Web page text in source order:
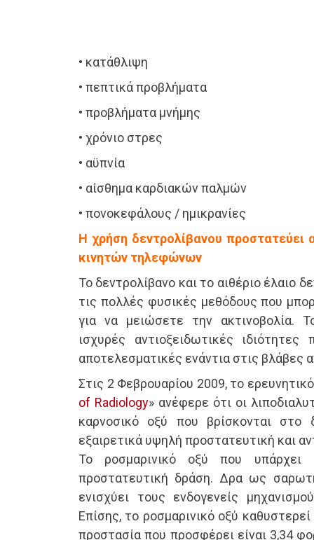
• κατάθλιψη
• πεπτικά προβλήματα
• προβλήματα μνήμης
• χρόνιο στρες
• αϋπνία
• αίσθημα καρδιακών παλμών
• πονοκεφάλους / ημικρανίες
Η χρήση δεντρολίβανου προστατεύει
κινητών τηλεφώνων
Το δεντρολίβανο και το αιθέριο έλαιο
τις πολλές φυσικές μεθόδους που
για να μειώσετε την ακτινοβολία.
ισχυρές αντιοξειδωτικές ιδιότητες
αποτελεσματικές ενάντια στις βλάβες
Στις 2 Φεβρουαρίου 2009, το
of Radiology» ανέφερε ότι οι
καρνοσικό οξύ που βρίσκονται στο
εξαιρετικά υψηλή προστατευτική και
Το ροσμαρινικό οξύ που υπάρχει
προστατευτική δράση. Δρα ως
ενισχύει τους ενδογενείς
Επίσης, το ροσμαρινικό οξύ
προστασία που προσφέρει είναι 3,34